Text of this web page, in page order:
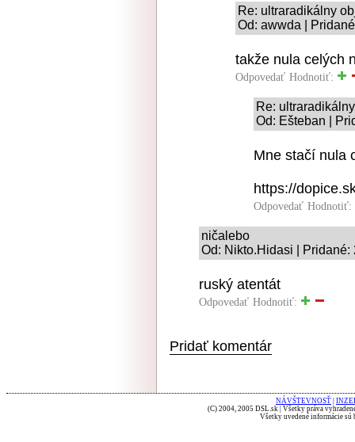
Re: ultraradikálny
Od: awwda |
takže nula celých
Odpovedať Hodnotiť:
Re:
Od: Ešteban |
Mne stačí nula
https://
Odpovedať Hodnotiť:
ničalebo
Od: Nikto.Hidasi | Pridané:
ruský atentát
Odpovedať Hodnotiť:
Pridať komentár
NÁVŠTEVNOSŤ
(C) 2004, 2005 DSL.sk | Všetky práva
Všetky uvedené informácie sú